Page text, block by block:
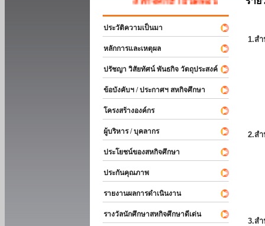
ประวัติความเป็นมา
หลักการและเหตุผล
ปรัชญา วิสัยทัศน์ พันธกิจ วัตถุประสงค์
ข้อบังคับฯ / ประกาศฯ สหกิจศึกษา
โครงสร้างองค์กร
ผู้บริหาร / บุคลากร
ประโยชน์ของสหกิจศึกษา
ประกันคุณภาพ
รายงานผลการดำเนินงาน
รางวัลนักศึกษาสหกิจศึกษาดีเด่น
1.ส
2.ส
3.ส